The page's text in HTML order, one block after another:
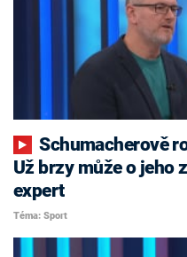
Schumacherově rodině dochází trpělivost.
Už brzy může o jeho
expert
Téma: Sport